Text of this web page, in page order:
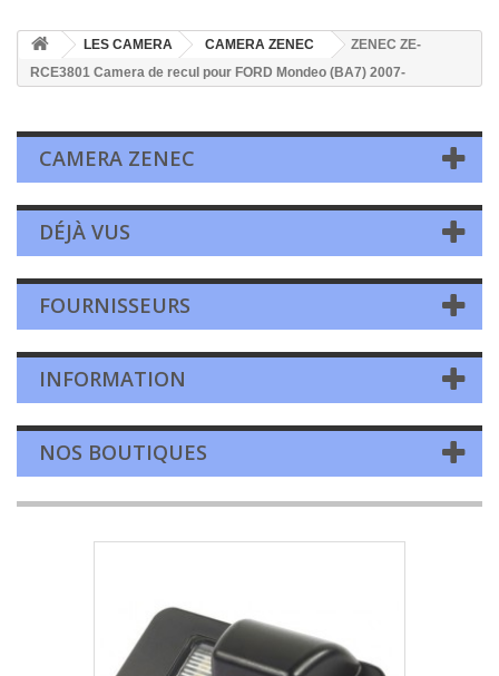
LES CAMERA CAMERA ZENEC
ZENEC ZE-
RCE3801 Camera de recul pour FORD Mondeo (BA7) 2007-
CAMERA ZENEC
DÉJÀ VUS
FOURNISSEURS
INFORMATION
NOS BOUTIQUES